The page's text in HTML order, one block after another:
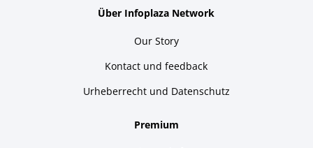
Über Infoplaza Network
Our Story
Kontact und feedback
Urheberrecht und Datenschutz
Premium